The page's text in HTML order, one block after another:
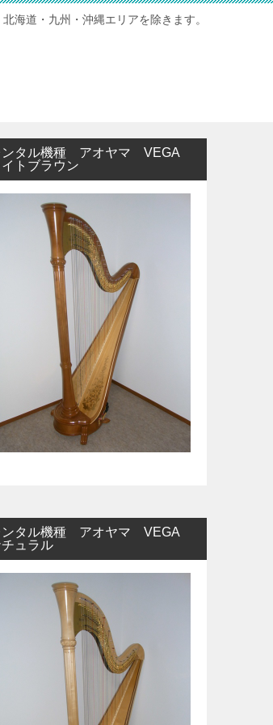
海道・九州・沖縄エリアを除きます。
ンタル機種 アオヤマ VEGA
トブラウン
ンタル機種 アオヤマ VEGA
ュラル